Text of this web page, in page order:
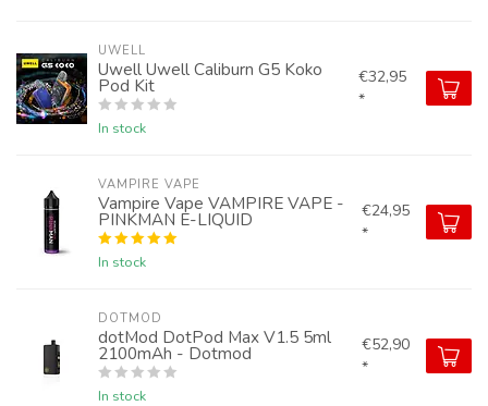
UWELL
Uwell Uwell Caliburn G5 Koko
Pod Kit
In stock
€32,95
*
VAMPIRE VAPE
Vampire Vape VAMPIRE VAPE -
PINKMAN E-LIQUID
In stock
€24,95
*
DOTMOD
dotMod DotPod Max V1.5 5ml
2100mAh - Dotmod
In stock
€52,90
*